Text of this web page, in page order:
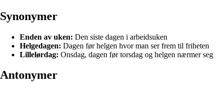
Synonymer
Enden av uken: Den siste dagen i arbeidsuken
Helgedagen: Dagen før helgen hvor man ser frem til friheten
Lillelørdag: Onsdag, dagen før torsdag og helgen nærmer seg
Antonymer